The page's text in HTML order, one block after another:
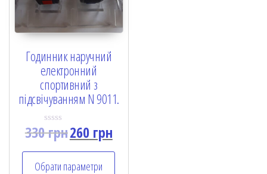
Годинник наручний
електронний
спортивний з
підсвічуванням N 9011.
R
a
d
330грн260грн
Обрати параметри